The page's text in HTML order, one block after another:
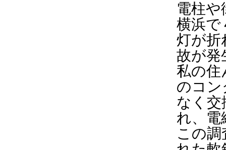
電柱や
横浜で
灯が折
故が発
私の住
のコン
なく交
れ、電
この